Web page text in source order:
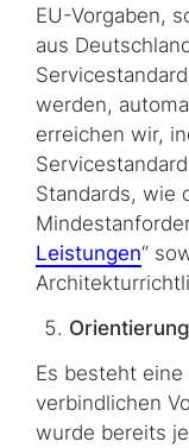
EU-Vorgaben,
aus
werden,
erreichen wir,
Standards, wie
Leistungen“
Es besteht
verbindlichen
wurde bereits